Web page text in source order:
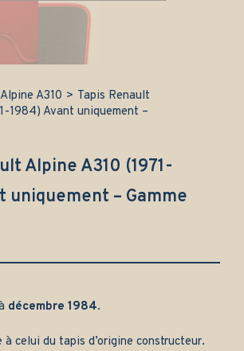
A310 > Tapis Renault
1984) Avant uniquement –
Alpine A310 (1971-
uniquement – Gamme
décembre 1984.
celui du tapis d’origine constructeur.